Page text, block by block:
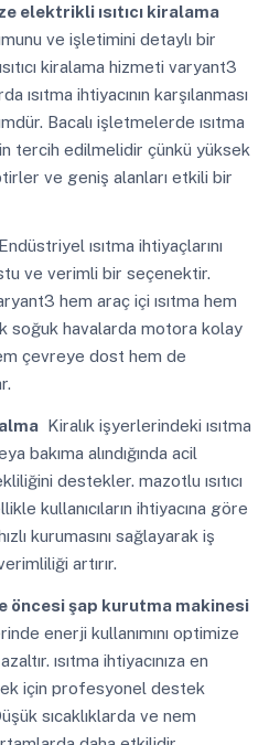
elektrikli ısıtıcı kiralama
ve işletimini detaylı bir
kiralama hizmeti varyant3
ısıtma ihtiyacının karşılanması
Bacalı işletmelerde ısıtma
tercih edilmelidir çünkü yüksek
ve geniş alanları etkili bir
ısıtma ihtiyaçlarını
ve verimli bir seçenektir.
hem araç içi ısıtma hem
soğuk havalarda motora kolay
çevreye dost hem de
Kiralık işyerlerindeki ısıtma
bakıma alındığında acil
destekler. mazotlu ısıtıcı
kullanıcıların ihtiyacına göre
kurumasını sağlayarak iş
artırır.
öncesi şap kurutma makinesi
enerji kullanımını optimize
ısıtma ihtiyacınıza en
için profesyonel destek
sıcaklıklarda ve nem